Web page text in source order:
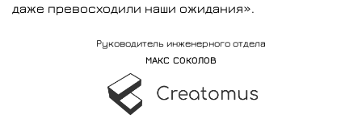
даже превосходили наши ожидания».
Pуководитель инженерного отдела
МАКС СОКОЛОВ